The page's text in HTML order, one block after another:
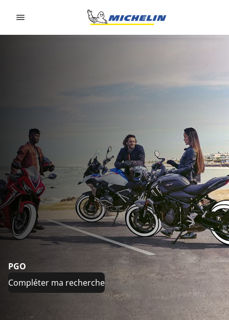
PGO
Compléter ma recherche